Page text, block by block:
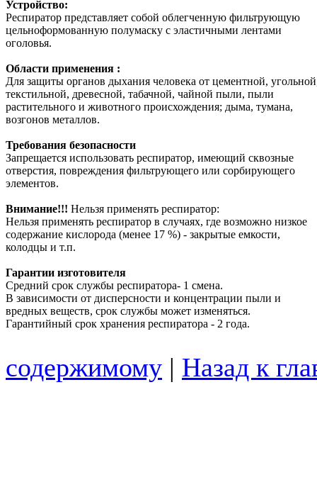
Устройство:
Респиратор представляет собой облегченную фильтрующую
цельноформованную полумаску с эластичными лентами
оголовья.
Области применения :
Для защиты органов дыхания человека от цементной,
текстильной, древесной, табачной, чайной пыли, пыли
растительного и животного происхождения; дыма, тумана,
возгонов металлов.
Требования безопасности
Запрещается использовать респиратор, имеющий сквозные
отверстия, повреждения фильтрующего или сорбирующего
элементов.
Внимание!!! Нельзя применять респиратор:
Нельзя применять респиратор в случаях, где возможно низкое
содержание кислорода (менее 17 %) - закрытые емкости,
колодцы и т.п.
Гарантии изготовителя
Средний срок службы респиратора- 1 смена.
В зависимости от дисперсности и концентрации пыли и
вредных веществ, срок службы может изменяться.
Гарантийный срок хранения респиратора - 2 года.
содержимому | Назад к